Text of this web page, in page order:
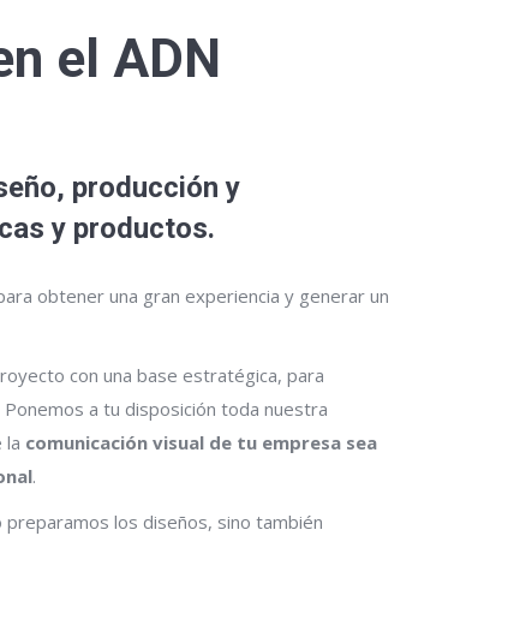
el ADN
producción y
y productos.
obtener una gran experiencia y generar un
con una base estratégica, para
a tu disposición toda nuestra
la comunicación visual de tu empresa sea
.
los diseños, sino también